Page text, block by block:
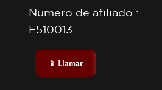
Numero de afiliado :
E510013
📱 Llamar